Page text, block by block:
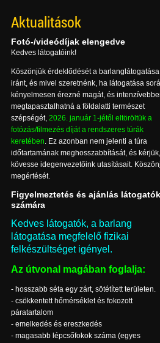
Aktualitások
Fotó-/videódíjak elengedve
Kedves látogatóink!
Köszönjük érdeklődését a barlanglátogatása
iránt, és mivel szeretnénk, ha látogatása
kényelmesen érezné magát, és
megtapasztalhatná a földalatti természet
szépségét, 2026. január 1-jétől eltöröltük a
fotózás/filmezés díját a rendszeres túrák
keretében. Ez azonban nem jelenti a túra
időtartamának meghosszabbítását, és kérjük,
kövesse idegenvezetőink utasításait.
megértését.
Figyelmeztetés és ajánlás látogatók
számára
Kedves látogatók, a barlang
látogatása megfelelő fizikai
felkészültséget igényel.
Az útvonal magában foglalja:
- hosszabb séta egy zárt, sötétített területen.
- csökkentett hőmérséklet és fokozott
páratartalom
- emelkedés és ereszkedés
- magasabb lépcsőfokok száma (egyes